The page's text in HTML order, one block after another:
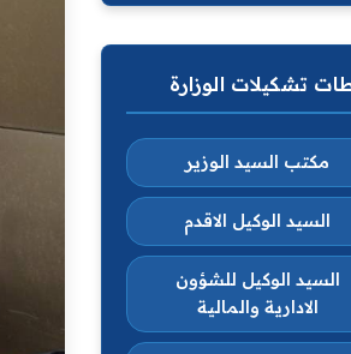
تشكيلات الوزارة
مكتب السيد الوزير
السيد الوكيل الاقدم
السيد الوكيل للشؤون
الادارية والمالية